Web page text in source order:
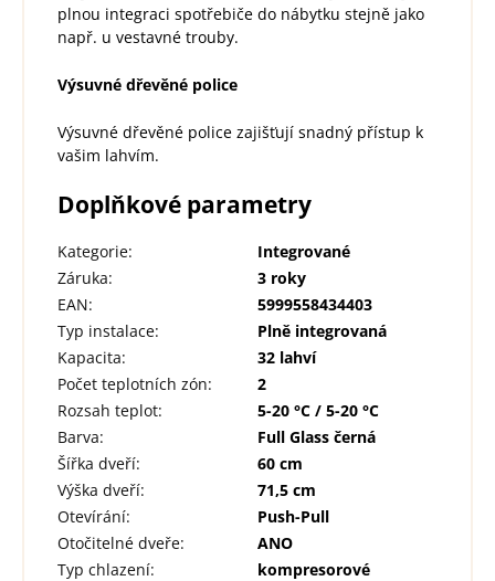
plnou integraci spotřebiče do nábytku stejně jako
např. u vestavné trouby.
Výsuvné dřevěné police
Výsuvné dřevěné police zajišťují snadný přístup k
vašim lahvím.
Doplňkové parametry
Kategorie:
Integrované
Záruka:
3 roky
EAN:
5999558434403
Typ instalace:
Plně integrovaná
Kapacita:
32 lahví
Počet teplotních zón:
2
Rozsah teplot:
5-20 °C / 5-20 °C
Barva:
Full Glass černá
Šířka dveří:
60 cm
Výška dveří:
71,5 cm
Otevírání:
Push-Pull
Otočitelné dveře:
ANO
Typ chlazení:
kompresorové